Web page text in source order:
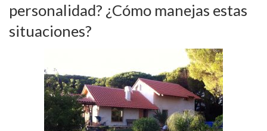
personalidad? ¿Cómo manejas estas
situaciones?